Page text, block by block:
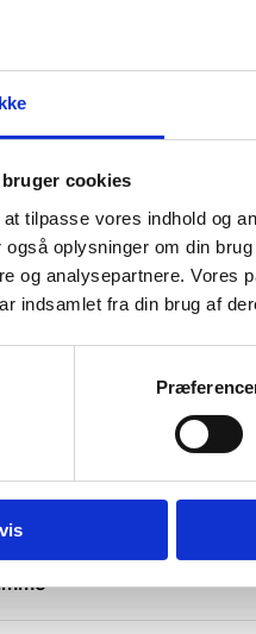
cookies
tilpasse vores indhold og
oplysninger om din
og analysepartnere. Vores
indsamlet fra din brug af
BOBI modulsofaen er det oplagte valg
Fra 2.699,00DKK
Vi prismatcher
lige varer på lager